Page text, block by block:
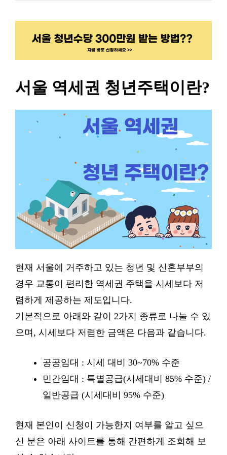
서울 역세권 청년주택이란?
현재 서울에 거주하고 있는 청년 및 신혼부부의
경우 교통이 편리한 역세권 주택을 시세보다 저
렴하게 제공하는 제도입니다.
기본적으로 아래와 같이 2가지 종류로 나눌 수 있
으며, 시세보다 저렴한 금액은 다음과 같습니다.
공공임대 : 시세 대비 30~70% 수준
민간임대 : 특별공급(시세대비 85% 수준) /
일반공급 (시세대비 95% 수준)
현재 본인이 신청이 가능한지 여부를 알고 싶으
신 분은 아래 사이트를 통해 간편하게 조회해 보